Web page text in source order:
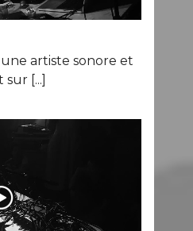
artiste sonore et
[...]